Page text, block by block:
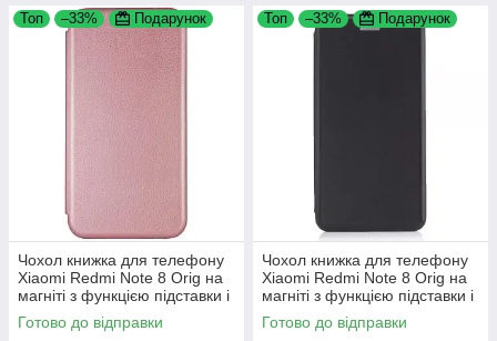
Топ –33% Подарунок
Чохол книжка для телефону
Xiaomi Redmi Note 8 Orig на
магніті з функцією підставки і
кишенею для карт Rose Gold
4you
Готово до відправки
Топ –33% Подарунок
Чохол книжка для телефону
Xiaomi Redmi Note 8 Orig на
магніті з функцією підставки і
кишенею для карток Black
4you
Готово до відправки